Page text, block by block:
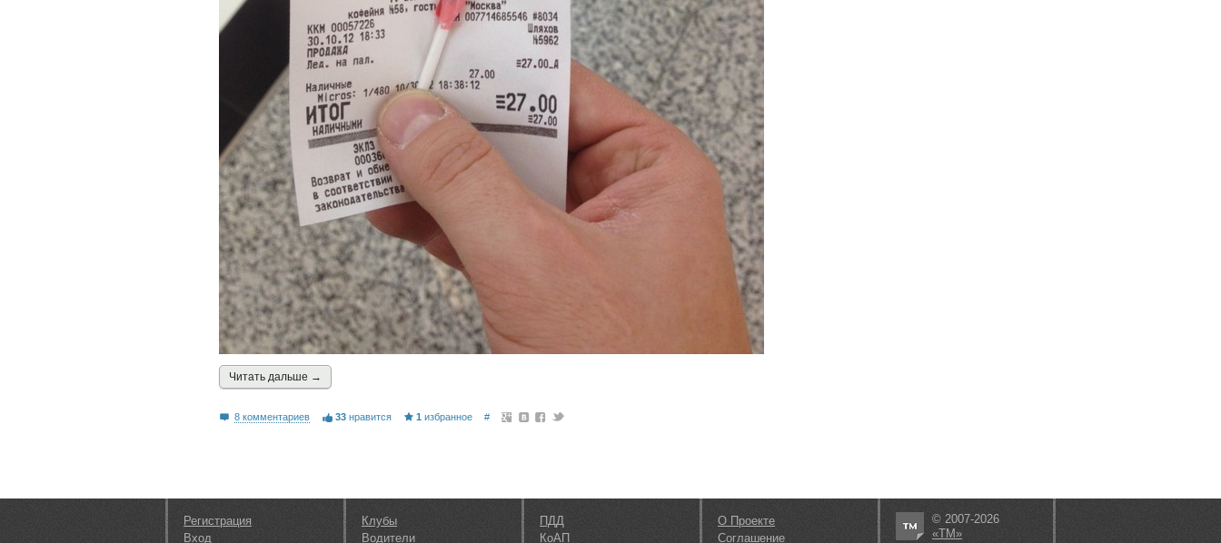
Читать дальшe →
8 комментариев 33 нравится 1 избранное #
Регистрация
Вход
Клубы
Водители
ПДД
КоАП
О Проекте
Соглашение
© 2007-2026
«ТМ»